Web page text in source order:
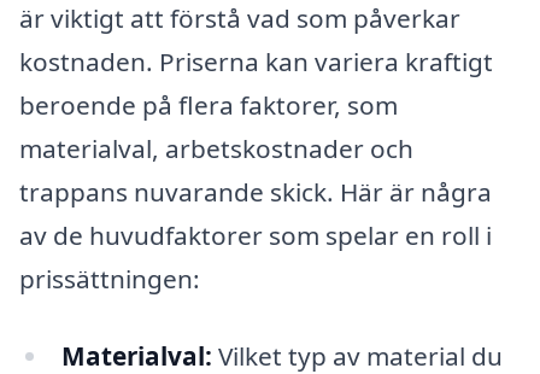
är viktigt att förstå vad som påverkar
kostnaden. Priserna kan variera kraftigt
beroende på flera faktorer, som
materialval, arbetskostnader och
trappans nuvarande skick. Här är några
av de huvudfaktorer som spelar en roll i
prissättningen:
Materialval: Vilket typ av material du